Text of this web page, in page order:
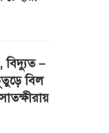
বিদ্যুত –
বিল